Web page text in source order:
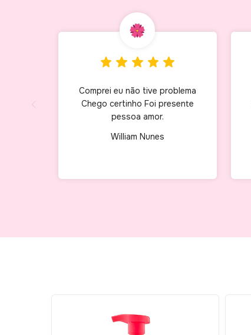
Comprei eu não tive problema
Chego certinho Foi presente
pessoa amor.
William Nunes